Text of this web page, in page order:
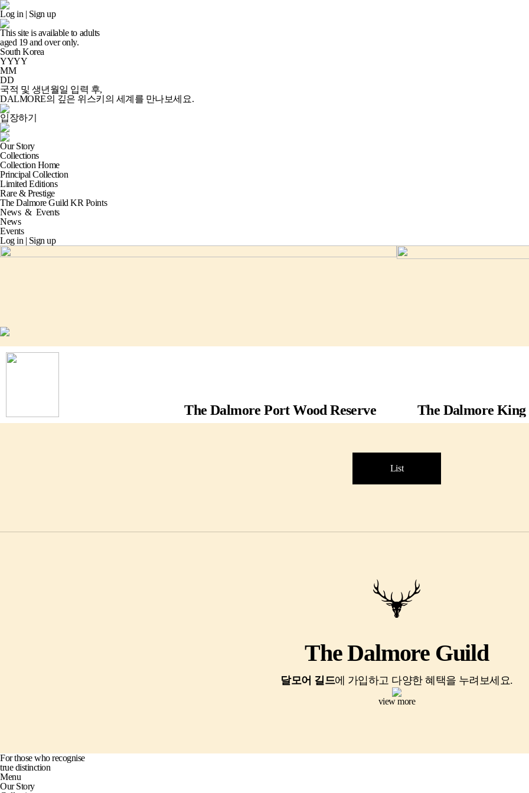
Log in | Sign up
This site is available to adults
aged 19and over only.
South Korea
YYYY
MM
DD
국적 및 생년월일 입력 후,
DALMORE의 깊은 위스키의 세계 를 만나보세요.
입장하기
Our Story
Collections
Collection Home
Principal Collection
Limited Editions
Rare & Prestige
The Dalmore Guild KR Points
News & Events
News
Events
Log in | Sign up
The Dalmore Port Wood Reserve The Dalmore
List
The Dalmore Guild
달모어 길드에 가입하고 다양한 혜택을 누려보세요.
view more
For those who recognise
true distinction
Menu
Our Story